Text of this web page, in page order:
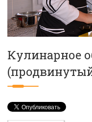
Кулинарное